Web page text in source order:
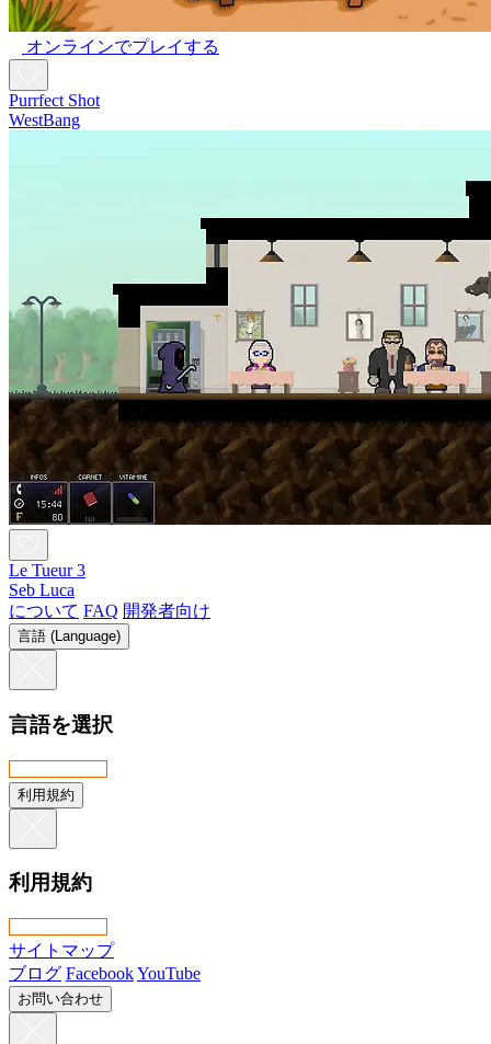
オンラインでプレイする
Purrfect Shot
WestBang
Le Tueur 3
Seb Luca
について FAQ 開発者向け
言語 (Language)
言語を選択
利用規約
利用規約
サイトマップ
ブログ FacebookYouTube
お問い合わせ